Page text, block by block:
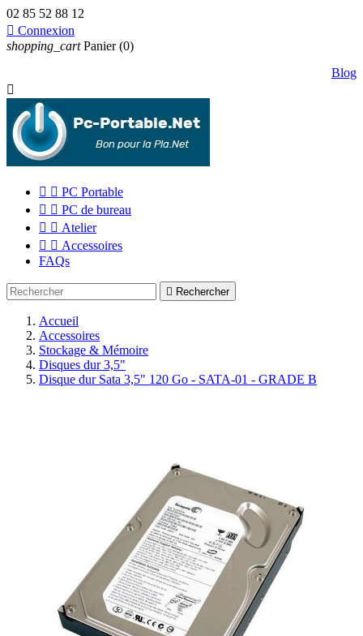
02 85 52 88 12
 Connexion
shopping_cart Panier (0)
Blog

  PC Portable
  PC de bureau
  Atelier
  Accessoires
FAQs
 Rechercher
Accueil
Accessoires
Stockage & Mémoire
Disques dur 3,5"
Disque dur Sata 3,5" 120 Go - SATA-01 - GRADE B